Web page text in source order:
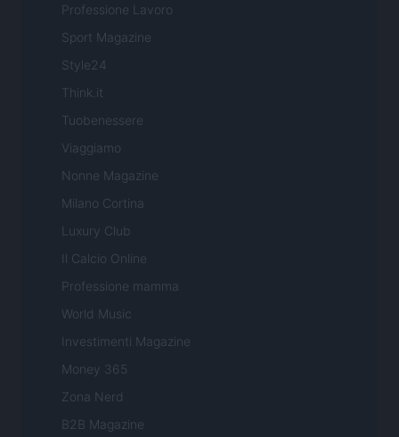
Professione Lavoro
Sport Magazine
Style24
Think.it
Tuobenessere
Viaggiamo
Nonne Magazine
Milano Cortina
Luxury Club
Il Calcio Online
Professione mamma
World Music
Investimenti Magazine
Money 365
Zona Nerd
B2B Magazine